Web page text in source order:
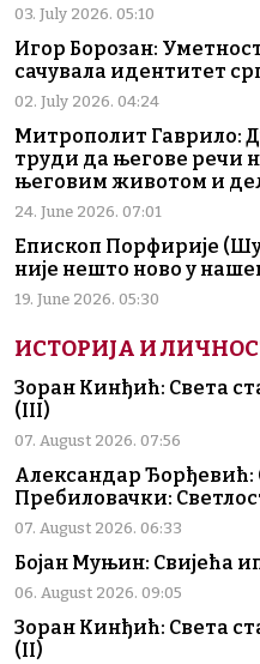
03. July 2026. 05:10
Игор Борозан:
сачувала идентитет
02. July 2026. 04:24
Митрополит Гаврило:
труди да његове речи
његовим животом и
24. June 2026. 07:01
Епископ Порфирије
није нешто ново у
19. June 2026. 05:30
ИСТОРИЈА И
Зоран Кинђић: Света
(III)
07. August 2026. 07:56
Александар
Пребиловачки:
07. August 2026. 06:33
Бојан Муњин: Свијећа
06. August 2026. 09:05
Зоран Кинђић: Света
(II)